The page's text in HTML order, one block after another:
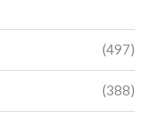
(497)
(388)